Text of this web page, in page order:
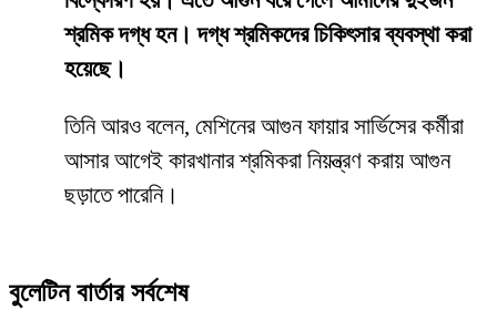
শ্রমিক দগ্ধ হন। দগ্ধ শ্রমিকদের চিকিৎসার ব্যবস্থা করা
হয়েছে।
তিনি আরও বলেন, মেশিনের আগুন ফায়ার সার্ভিসের কর্মীরা
আসার আগেই কারখানার শ্রমিকরা নিয়ন্ত্রণ করায় আগুন
ছড়াতে পারেনি।
বুলেটিন বার্তার সর্বশেষ